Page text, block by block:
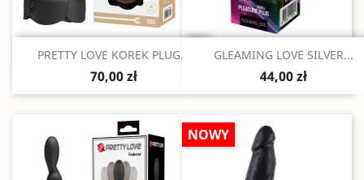
Szybki podgląd
PRETTY LOVE KOREK PLUG...
70,00 zł
Szybki podgląd
GLEAMING LOVE SILVER...
44,00 zł
NOWY